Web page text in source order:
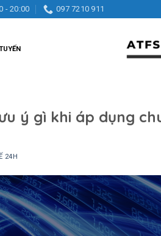
- 20:00 097 7210 911
ý gì khi áp dụng
24H